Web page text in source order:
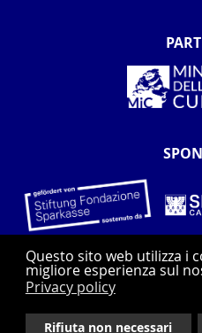
Questo sito web utilizza i
migliore esperienza sul
Privacy policy
Rifiuta non necessari